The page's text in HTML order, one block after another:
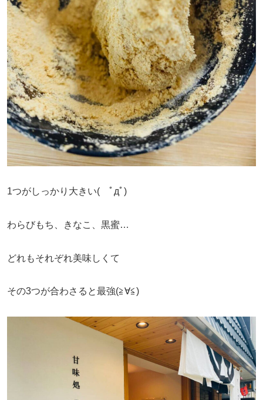
1つがしっかり大きい( ﾟдﾟ)
わらびもち、きなこ、黒蜜…
どれもそれぞれ美味しくて
その3つが合わさると最強(≧∀≦)